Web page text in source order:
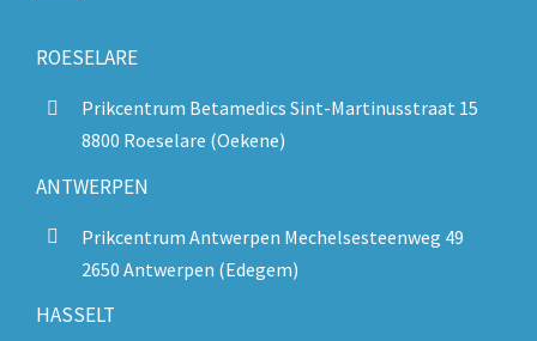
ROESELARE
Prikcentrum Betamedics Sint-Martinusstraat 15
8800 Roeselare (Oekene)
ANTWERPEN
Prikcentrum Antwerpen Mechelsesteenweg 49
2650 Antwerpen (Edegem)
HASSELT